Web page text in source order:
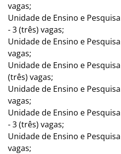
vagas;
Unidade de Ensino e
- 3 (três) vagas;
Unidade de Ensino e
vagas;
Unidade de Ensino e
(três) vagas;
Unidade de Ensino e
vagas;
Unidade de Ensino e
- 3 (três) vagas;
Unidade de Ensino e
vagas;